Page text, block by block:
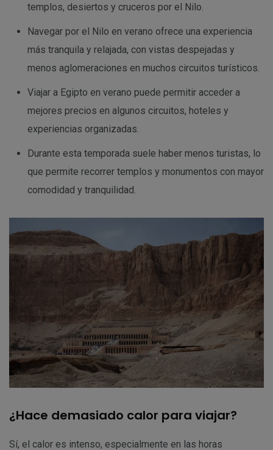
templos, desiertos y cruceros por el Nilo.
Navegar por el Nilo en verano ofrece una experiencia
más tranquila y relajada, con vistas despejadas y
menos aglomeraciones en muchos circuitos turísticos.
Viajar a Egipto en verano puede permitir acceder a
mejores precios en algunos circuitos, hoteles y
experiencias organizadas.
Durante esta temporada suele haber menos turistas, lo
que permite recorrer templos y monumentos con mayor
comodidad y tranquilidad.
¿Hace demasiado calor para viajar?
Sí, el calor es intenso, especialmente en las horas